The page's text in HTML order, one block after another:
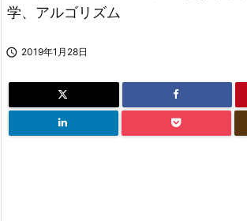
学、アルゴリズム
 2019年1月28日